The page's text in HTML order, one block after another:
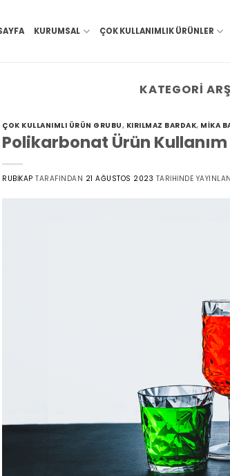
KURUMSAL ÇOK KULLANIMLIK ÜRÜNLER
KATEGORI
ÇOK KULLANIMLI ÜRÜN GRUBU, KIRILMAZ BARDAK, MIKA
Polikarbonat Ürün Kullanım
RUBIKAP TARAFINDAN 21 AĞUSTOS 2023 TARIHINDE